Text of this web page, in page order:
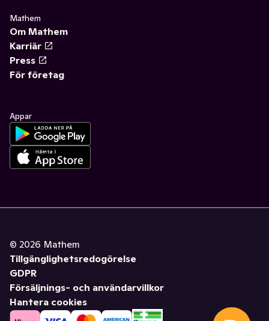
Mathem
Om Mathem
Karriär
Press
För företag
Appar
© 2026 Mathem
Tillgänglighetsredogörelse
GDPR
Försäljnings- och användarvillkor
Hantera cookies